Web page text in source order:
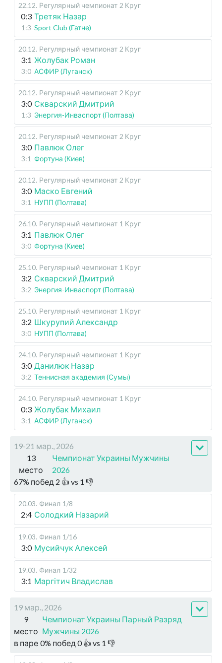
22.12. Регулярный чемпионат 2 Круг
0:3 Третяк Назар
1:3 Sport Club (Гатне)
20.12. Регулярный чемпионат 2 Круг
3:1 Жолубак Роман
3:0 АСФИР (Луганск)
20.12. Регулярный чемпионат 2 Круг
3:0 Скварский Дмитрий
1:3 Энергия-Инваспорт (Полтава)
20.12. Регулярный чемпионат 2 Круг
3:0 Павлюк Олег
3:1 Фортуна (Киев)
20.12. Регулярный чемпионат 2 Круг
3:0 Маско Евгений
3:1 НУПП (Полтава)
26.10. Регулярный чемпионат 1 Круг
3:1 Павлюк Олег
3:0 Фортуна (Киев)
25.10. Регулярный чемпионат 1 Круг
3:2 Скварский Дмитрий
3:2 Энергия-Инваспорт (Полтава)
25.10. Регулярный чемпионат 1 Круг
3:2 Шкурупий Александр
3:0 НУПП (Полтава)
24.10. Регулярный чемпионат 1 Круг
3:0 Данилюк Назар
3:2 Теннисная академия (Сумы)
24.10. Регулярный чемпионат 1 Круг
0:3 Жолубак Михаил
3:1 АСФИР (Луганск)
19-21 мар., 2026
13
место
Чемпионат Украины Мужчины
2026
67% побед 2 👍 vs 1 👎
20.03. Финал 1/8
2:4 Солодкий Назарий
19.03. Финал 1/16
3:0 Мусийчук Алексей
19.03. Финал 1/32
3:1 Маргітич Владислав
19 мар., 2026
9
место
Чемпионат Украины Парный Разряд
Мужчины 2026
в паре 0% побед 0👍 vs 1 👎